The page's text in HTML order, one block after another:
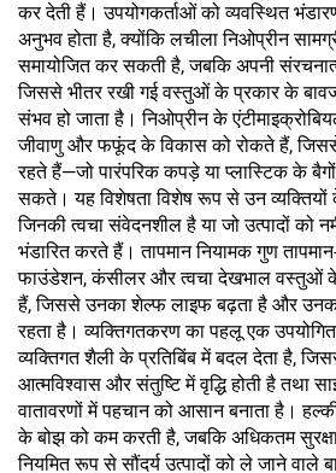
कर देती हैं। उपयोगकर्ताओं को व्यवस्थित
अनुभव होता है, क्योंकि लचीला निओप्रीन
समायोजित कर सकती है, जबकि अपनी
जिससे भीतर रखी गई वस्तुओं के प्रकार के
संभव हो जाता है। निओप्रीन के
जीवाणु और फफूंद के विकास को रोकते हैं,
रहते हैं—जो पारंपरिक कपड़े या प्लास्टिक के बैगों
सकते। यह विशेषता विशेष रूप से उन व्यक्तियों
जिनकी त्वचा संवेदनशील है या जो उत्पादों को
भंडारित करते हैं। तापमान नियामक गुण
फाउंडेशन, कंसीलर और त्वचा देखभाल वस्तुओं
हैं, जिससे उनका शेल्फ लाइफ बढ़ता है और
रहता है। व्यक्तिगतकरण का पहलू एक
व्यक्तिगत शैली के प्रतिबिंब में बदल देता है,
आत्मविश्वास और संतुष्टि में वृद्धि होती है तथा
वातावरणों में पहचान को आसान बनाता है।
के बोझ को कम करती है, जबकि अधिकतम
नियमित रूप से सौंदर्य उत्पादों को ले जाने वाले